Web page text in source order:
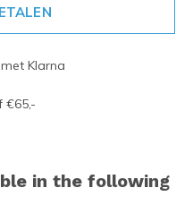
Klarna
€65,-
in the following